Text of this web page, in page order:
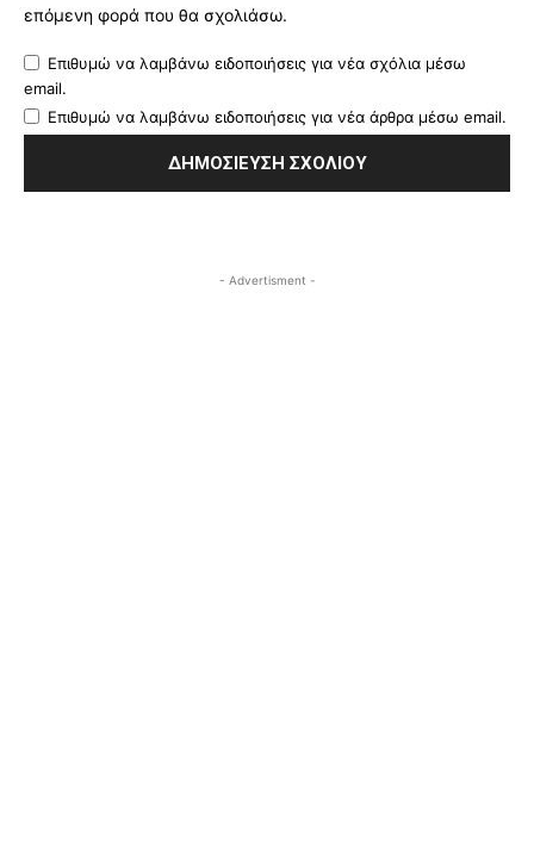
επόμενη φορά που θα σχολιάσω.
Επιθυμώ να λαμβάνω ειδοποιήσεις για νέα σχόλια μέσω
email.
Επιθυμώ να λαμβάνω ειδοποιήσεις για νέα άρθρα μέσω email.
- Advertisment -